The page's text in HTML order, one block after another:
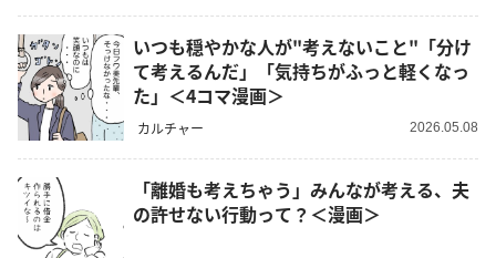
いつも穏やかな人が"考えないこと"「分け
て考えるんだ」「気持ちがふっと軽くなっ
た」＜4コマ漫画＞
カルチャー 2026.05.08
「離婚も考えちゃう」みんなが考える、夫
の許せない行動って？＜漫画＞